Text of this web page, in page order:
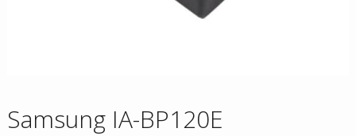
Samsung IA-BP120E